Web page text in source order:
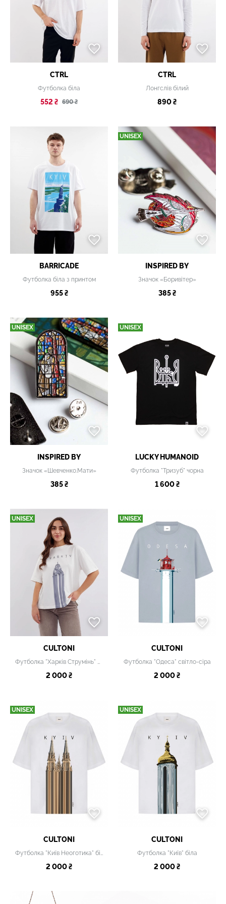
CTRL
Футболка біла
552 ₴ 690 ₴
CTRL
Лонгслів білий
890 ₴
BARRICADE
Футболка біла з принтом
955 ₴
UNISEX
INSPIRED BY
Значок «Боривітер»
385 ₴
UNISEX
INSPIRED BY
Значок «Шевченко.Мати»
385 ₴
UNISEX
LUCKY НUMANOID
Футболка "Тризуб" чорна
1 600 ₴
UNISEX
CULTONI
2 000 ₴
UNISEX
CULTONI
Футболка "Одеса" світло-сіра
2 000 ₴
UNISEX
CULTONI
2 000 ₴
UNISEX
CULTONI
Футболка "Київ" біла
2 000 ₴